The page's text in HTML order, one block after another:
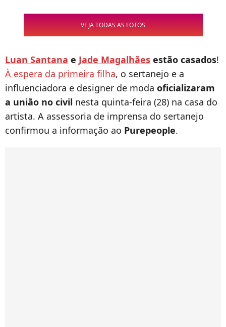
VEJA TODAS AS FOTOS
Luan Santana e Jade Magalhães estão casados!
À espera da primeira filha, o sertanejo e a
influenciadora e designer de moda oficializaram
a união no civil nesta quinta-feira (28) na casa do
artista. A assessoria de imprensa do sertanejo
confirmou a informação ao Purepeople.